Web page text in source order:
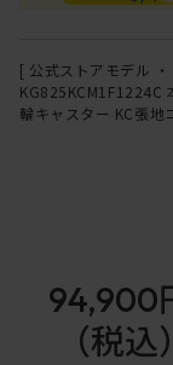
[ 公式ストアモデル
KG825KCM1F1224C
輪キャスター KC張
94,900
（税込）